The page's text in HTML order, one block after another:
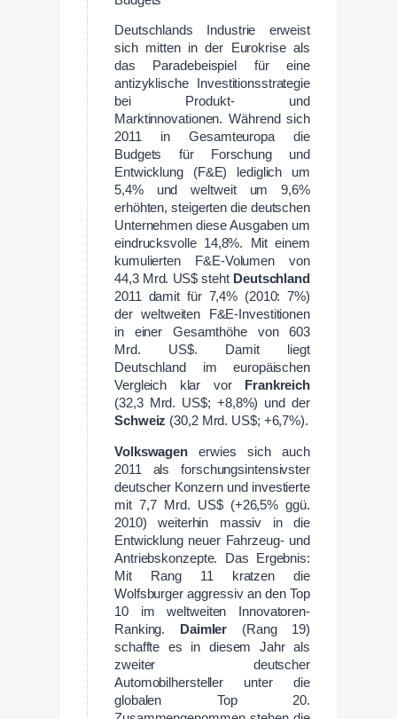
Deutschlands Industrie erweist
sich mitten in der Eurokrise als
das Paradebeispiel für eine
antizyklische Investitionsstrategie
bei Produkt- und
Marktinnovationen. Während sich
2011 in Gesamteuropa die
Budgets für Forschung und
Entwicklung (F&E) lediglich um
5,4% und weltweit um 9,6%
erhöhten, steigerten die deutschen
Unternehmen diese Ausgaben um
eindrucksvolle 14,8%. Mit einem
kumulierten F&E-Volumen von
44,3 Mrd. US$ steht Deutschland
2011 damit für 7,4% (2010: 7%)
der weltweiten F&E-Investitionen
in einer Gesamthöhe von 603
Mrd. US$. Damit liegt
Deutschland im europäischen
Vergleich klar vor
Frankreich
(32,3 Mrd. US$; +8,8%) und der
Schweiz (30,2 Mrd. US$; +6,7%).
Volkswagen erwies sich auch
2011 als forschungsintensivster
deutscher Konzern und investierte
mit 7,7 Mrd. US$ (+26,5% ggü.
2010) weiterhin massiv in die
Entwicklung neuer Fahrzeug- und
Antriebskonzepte. Das Ergebnis:
Mit Rang 11 kratzen die
Wolfsburger aggressiv an den Top
10 im weltweiten Innovatoren-
Ranking.
Daimler (Rang 19)
schaffte es in diesem Jahr als
zweiter deutscher
Automobilhersteller unter die
globalen Top 20.